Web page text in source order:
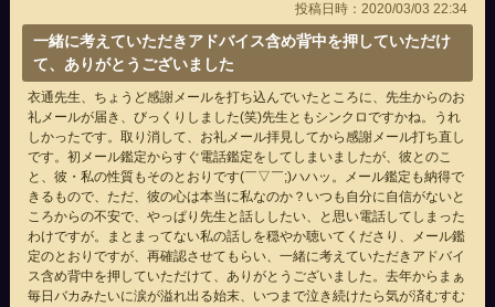
投稿日時：2020/03/03 22:34
一緒に考えていただきアドバイス含め背中を押していただけ
て、ありがとうございました
衣通先生、ちょうど感謝メールを打ち込んでいたところに、先生からのお
礼メールが届き、びっくりしました(笑)先生ともシンクロですかね。うれ
しかったです。取り消して、お礼メール拝見してから感謝メール打ち直し
です。初メール鑑定からすぐ電話鑑定をしてしまいましたが、彼とのこ
と、彼・私の性質もそのとおりです(￣▽￣;)ハハッ。メール鑑定も納得で
きるもので、ただ、彼の心は本当に私なのか？いつも自分に自信がないと
ころからの不安で、やっぱり先生と話ししたい、と思い電話してしまった
わけですが。まとまってない私の話しを穏やか聴いてくださり、メール鑑
定のとおりですが、再確認させてもらい、一緒に考えていただきアドバイ
ス含め背中を押していただけて、ありがとうございました。去年からまぁ
毎日バカみたいに涙が溢れ出る始末、いつまで泣き続けたら気が済むすむ